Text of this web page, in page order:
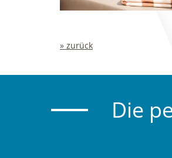
» zurück
Die